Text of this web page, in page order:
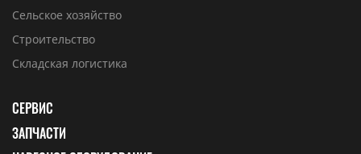
Сельское хозяйство
Строительство
Складская логистика
СЕРВИС
ЗАПЧАСТИ